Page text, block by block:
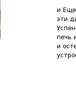
и Еще
эти
печь
и